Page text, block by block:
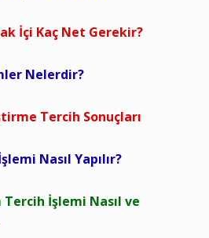
İçi Kaç Net Gerekir?
Nelerdir?
Tercih Sonuçları
Nasıl Yapılır?
İşlemi Nasıl ve